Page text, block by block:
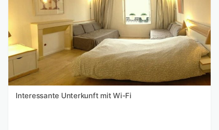
Interessante Unterkunft mit Wi-Fi